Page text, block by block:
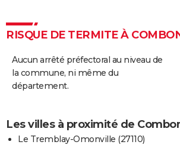
RISQUE DE TERMITE À
Aucun arrêté préfectoral au niveau de
la commune, ni même du
département.
Les villes à proximité de
Le Tremblay-Omonville (27110)